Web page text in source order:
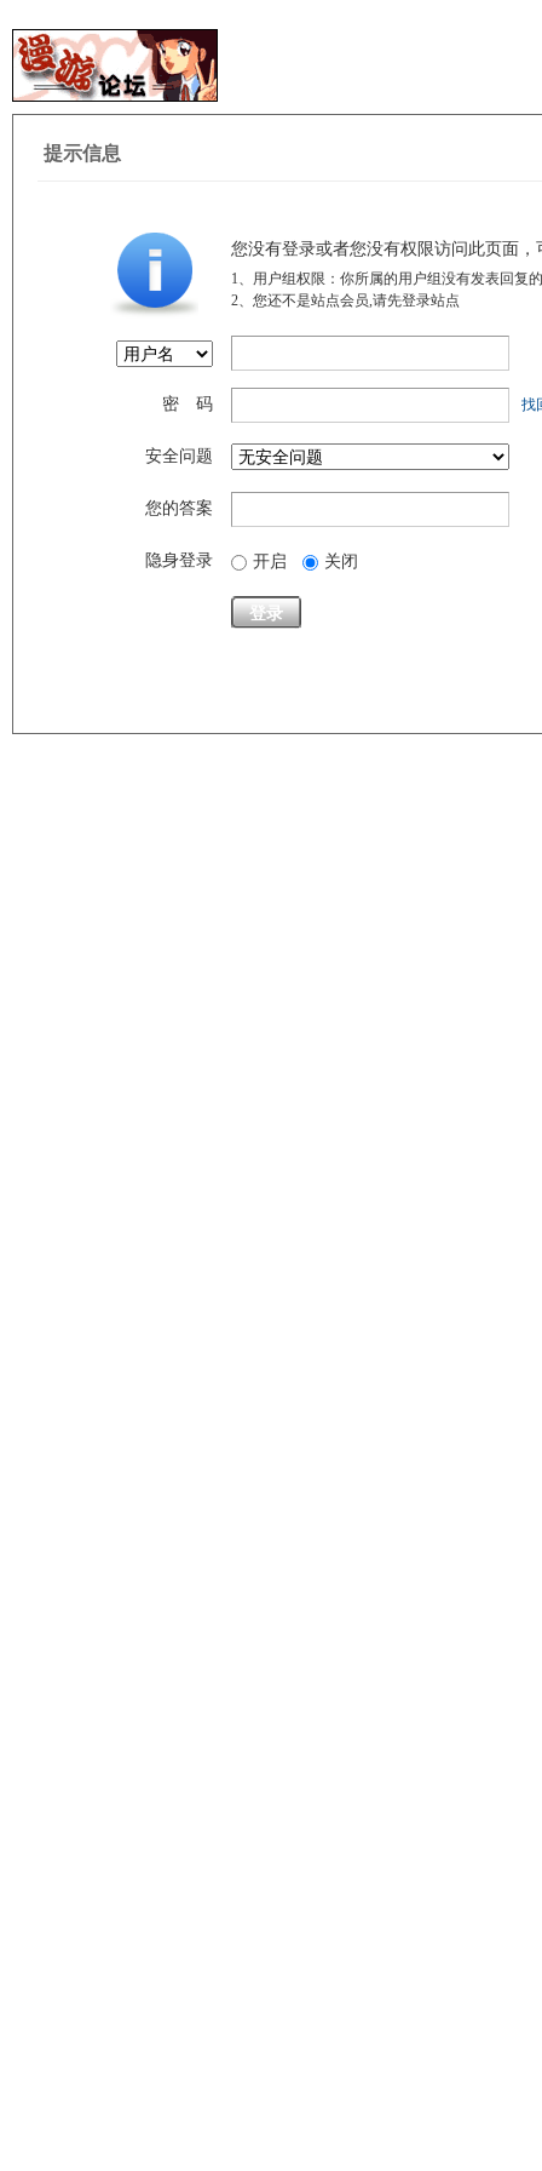
提示信息
您没有登录或者您没有权限访问此页面
1、用户组权限：你所属的用户组没有发表回复
2、您还不是站点会员,请先登录站点
密 码 找
安全问题
您的答案
隐身登录 开启 关闭
登录